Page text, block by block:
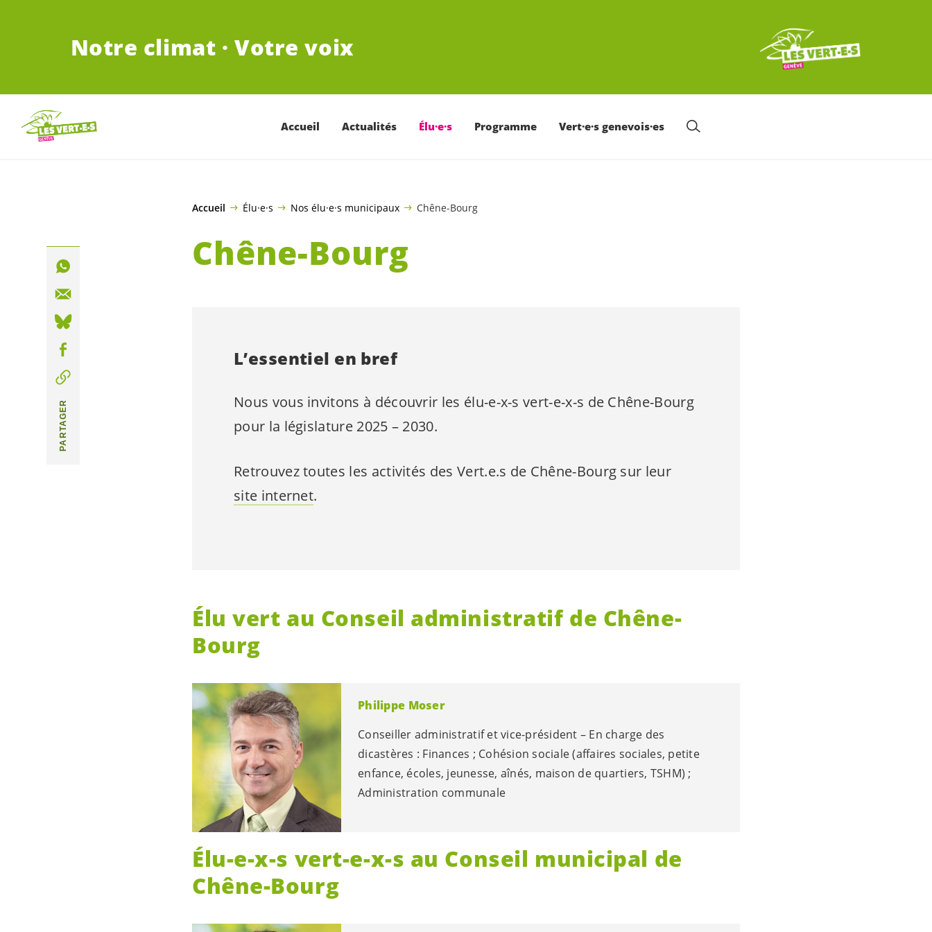
Notre climat · Votre voix
Accueil Actualités Élu·e·s Programme Vert·e·s genevois·es
Accueil Élu·e·s Nos élu·e·s municipaux Chêne-Bourg
Chêne-Bourg
L’essentiel en bref
Nous vous invitons à découvrir les élu-e-x-s vert-e-x-s de Chêne-Bourg
pour la législature 2025 – 2030.
Retrouvez toutes les activités des Vert.e.s de Chêne-Bourg sur leur
site internet.
Élu vert au Conseil administratif de Chêne-
Bourg
Philippe Moser
Conseiller administratif et vice-président – En charge des
dicastères : Finances ; Cohésion sociale (affaires sociales, petite
enfance, écoles, jeunesse, aînés, maison de quartiers, TSHM) ;
Administration communale
Élu-e-x-s vert-e-x-s au Conseil municipal de
Chêne-Bourg
PARTAGER